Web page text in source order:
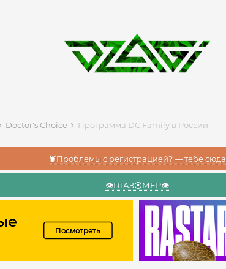
Doctor's Choice Программа DC Family в России
🦞Проблемы с регистрацией? — тебе сюда
👁️ГЛАЗ⦿МЕР👁️